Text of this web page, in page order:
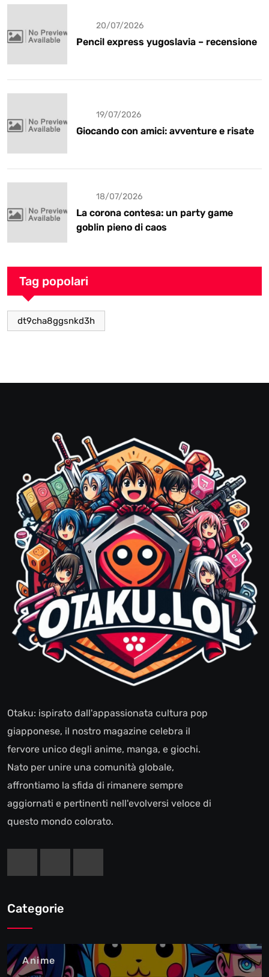
20/07/2026
Pencil express yugoslavia – recensione
19/07/2026
Giocando con amici: avventure e risate
18/07/2026
La corona contesa: un party game
goblin pieno di caos
Tag popolari
dt9cha8ggsnkd3h
Otaku: ispirato dall'appassionata cultura pop
giapponese, il nostro magazine celebra il
fervore unico degli anime, manga, e giochi.
Nato per unire una comunità globale,
affrontiamo la sfida di rimanere sempre
aggiornati e pertinenti nell'evolversi veloce di
questo mondo colorato.
Categorie
Anime